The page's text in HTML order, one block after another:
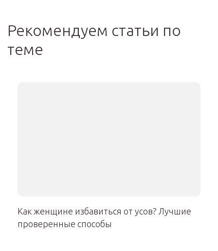
Рекомендуем статьи по
теме
Как женщине избавиться от усов? Лучшие
проверенные способы